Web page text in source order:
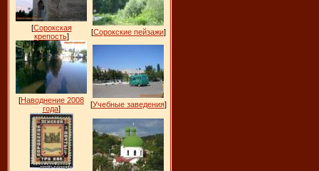
[Сорокская
крепость] [Сорокские пейзажи]
[Наводнение 2008
года] [Учебные заведения]